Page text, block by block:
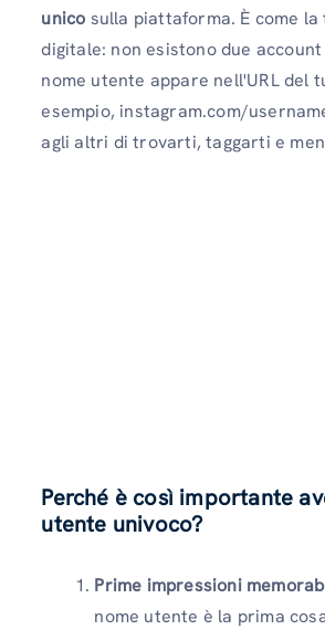
unico sulla piattaforma. È come
digitale: non esistono due
nome utente appare nell'URL del
esempio, instagram.com/
agli altri di trovarti, taggarti e
Perché è così importante
utente univoco?
Prime impressioni
nome utente è la prima